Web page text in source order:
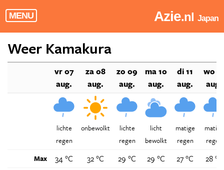
MENU Azie.nl Japan
Weer Kamakura
vr 07
aug.
za 08
aug.
zo 09
aug.
ma 10
aug.
di 11
aug.
wo
aug.
lichte
regen
onbewolkt
lichte
regen
licht
bewolkt
matige
regen
matige
regen
Max
34 °C 32 °C 29 °C 29 °C 27 °C 28 °C